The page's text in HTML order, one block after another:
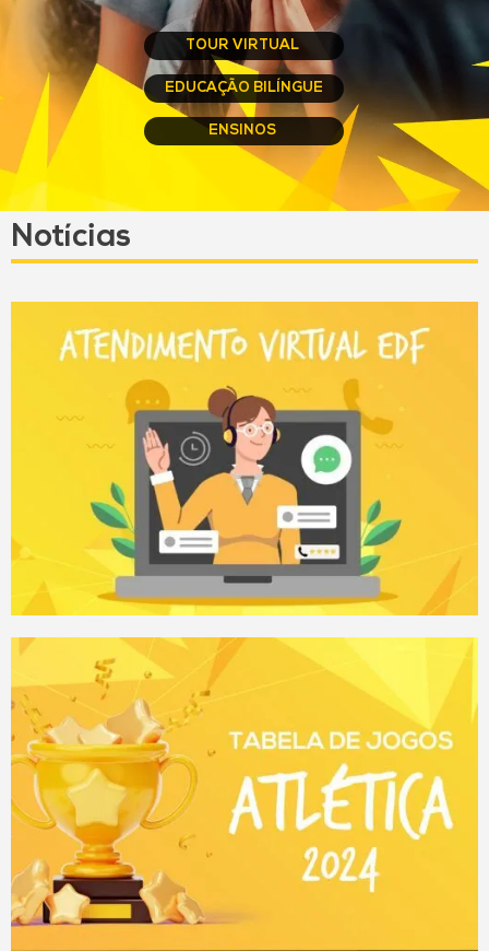
EDUCAÇÃO BILÍNGUE
ENSINOS
TOUR VIRTUAL
Notícias